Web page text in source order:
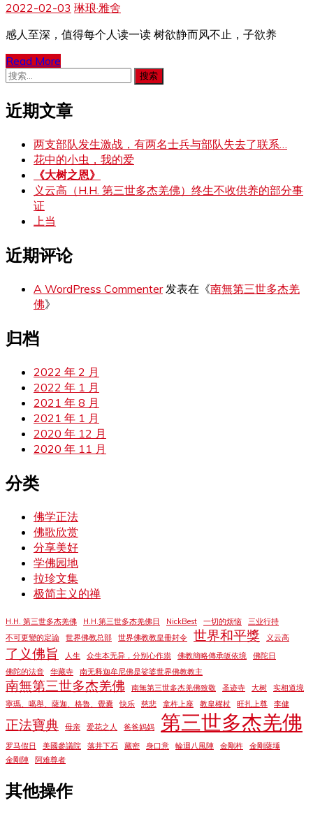
2022-02-03 琳琅·雅舍
感人至深，值得每个人读一读 树欲静而风不止，子欲养
Read More
搜
近期文章
两支部队发生激战，有两名士兵与部队失去了联系…
花中的小虫，我的爱
《大树之恩》
义云高（H.H. 第三世多杰羌佛）终生不收供养的部分事
证
上当
近期评论
A WordPress Commenter发表在《南無第三世多杰羌
佛》
归档
2022 年 2 月
2022 年 1 月
2021 年 8 月
2021 年 1 月
2020 年 12 月
2020 年 11 月
分类
佛学正法
佛歌欣赏
分享美好
学佛园地
拉珍文集
极简主义的禅
H.H. 第三世多杰羌佛 H.H.第三世多杰羌佛日 NickBest 一切的烦恼
三业行持
不可更變的定論
世界佛教总部 世界佛教教皇冊封令 世界和平獎 义云高
了义佛旨 人生 众生本无异，分别心作祟 佛教簡略傳承皈依境
佛陀日
佛陀的法音
华藏寺 南无释迦牟尼佛是娑婆世界佛教教主
南無第三世多杰羌佛 南無第三世多杰羌佛致敬 圣迹寺 大树
实相道境
寧瑪、噶舉、薩迦、格魯、覺囊
快乐 慈悲 拿杵上座 教皇權杖 旺扎上尊 李健
正法寶典 母亲 爱花之人 爸爸妈妈 第三世多杰羌佛
罗马假日 美國參議院 落井下石 藏密 身口意 輪迴八風陣 金剛杵
金剛薩埵
金剛陣
阿难尊者
其他操作